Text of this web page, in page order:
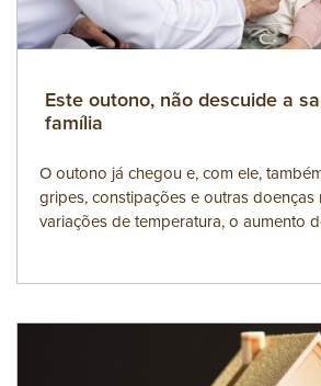
Este outono, não descuide a
família
O outono já chegou e, com ele,
gripes, constipações e outras doenças
variações de temperatura, o aumento